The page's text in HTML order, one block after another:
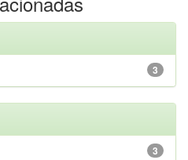
3
3